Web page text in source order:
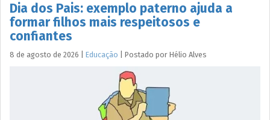
Dia dos Pais: exemplo paterno ajuda a
formar filhos mais respeitosos e
confiantes
8 de agosto de 2026 Educação Postado por Hélio Alves